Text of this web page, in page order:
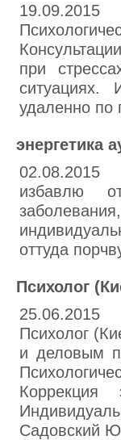
19.09.2015
при
ситуациях.
удаленно по
энергетика
02.08.2015
избавлю
оттуда
Психолог
25.06.2015
Психолог
и деловым
Коррекция
Садовский